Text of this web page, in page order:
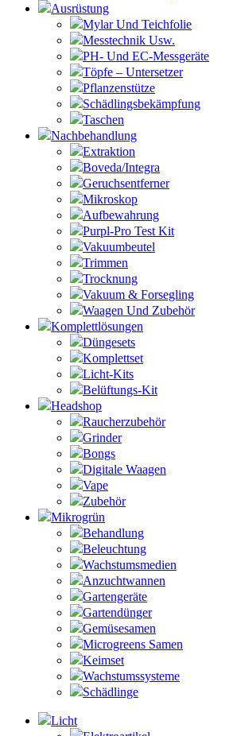
Ausrüstung
Mylar Und Teichfolie
Messtechnik Usw.
PH- Und EC-Messgeräte
Töpfe – Untersetzer
Pflanzenstütze
Schädlingsbekämpfung
Taschen
Nachbehandlung
Extraktion
Boveda/Integra
Geruchsentferner
Mikroskop
Aufbewahrung
Purpl-Pro Test Kit
Vakuumbeutel
Trimmen
Trocknung
Vakuum & Forsegling
Waagen Und Zubehör
Komplettlösungen
Düngesets
Komplettset
Licht-Kits
Belüftungs-Kit
Headshop
Raucherzubehör
Grinder
Bongs
Digitale Waagen
Vape
Zubehör
Mikrogrün
Behandlung
Beleuchtung
Wachstumsmedien
Anzuchtwannen
Gartengeräte
Gartendünger
Gemüsesamen
Microgreens Samen
Keimset
Wachstumssysteme
Schädlinge
Licht